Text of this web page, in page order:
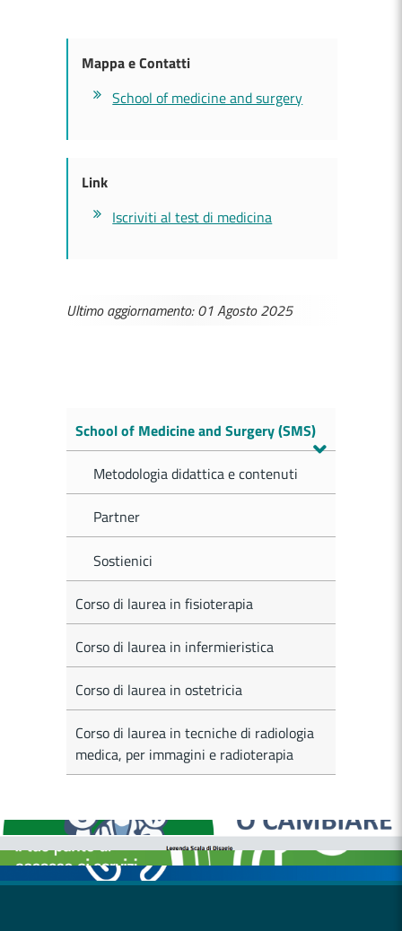
Mappa e Contatti
School of medicine and surgery
Link
Iscriviti al test di medicina
Ultimo aggiornamento: 01 Agosto 2025
School of Medicine and Surgery (SMS)
Metodologia didattica e contenuti
Partner
Sostienici
Corso di laurea in fisioterapia
Corso di laurea in infermieristica
Corso di laurea in ostetricia
Corso di laurea in tecniche di radiologia
medica, per immagini e radioterapia
BOLLETTINI DISAGIO DA CALORE
CASE DI COMUNITÀ
OSPEDALE DI COMUNITÀ